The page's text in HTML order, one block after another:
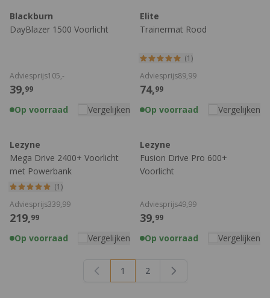
Blackburn
DayBlazer 1500 Voorlicht
39,99
Adviesprijs105,-
Op voorraad Vergelijken
Elite
Trainermat Rood
(1)
74,99
Adviesprijs89,99
Op voorraad Vergelijken
Lezyne
Mega Drive 2400+ Voorlicht
met Powerbank
(1)
219,99
Adviesprijs339,99
Op voorraad Vergelijken
Lezyne
Fusion Drive Pro 600+
Voorlicht
39,99
Adviesprijs49,99
Op voorraad Vergelijken
U lees momenteel pagina
1 Pagina
2